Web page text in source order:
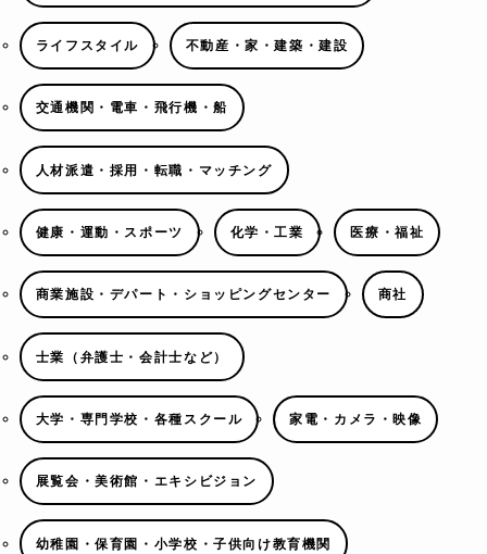
ライフスタイル 不動産・家・建築・建設
交通機関・電車・飛行機・船
人材派遣・採用・転職・マッチング
健康・運動・スポーツ 化学・工業 医療・福祉
商業施設・デパート・ショッピングセンター 商社
士業（弁護士・会計士など）
大学・専門学校・各種スクール 家電・カメラ・映像
展覧会・美術館・エキシビジョン
幼稚園・保育園・小学校・子供向け教育機関